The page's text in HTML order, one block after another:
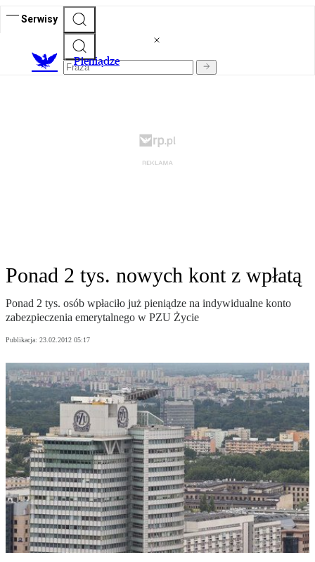
Serwisy
Pieniądze
Ponad 2 tys. nowych kont z wpłatą
Ponad 2 tys. osób wpłaciło już pieniądze na indywidualne konto
zabezpieczenia emerytalnego w PZU Życie
Publikacja: 23.02.2012 05:17